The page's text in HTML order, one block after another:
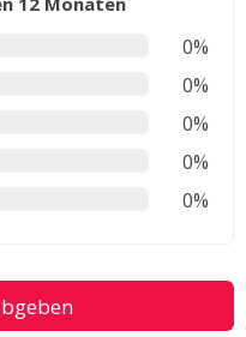
0%
0%
0%
0%
0%